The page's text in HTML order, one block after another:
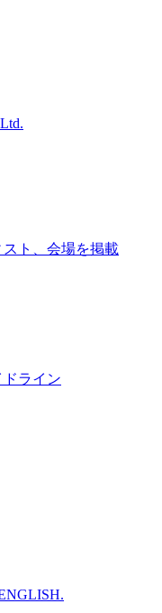
ト、会場を掲載
ドライン